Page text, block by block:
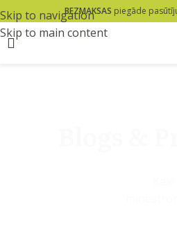
Skip to navigation
Skip to main content
BEZMAKSAS piegāde